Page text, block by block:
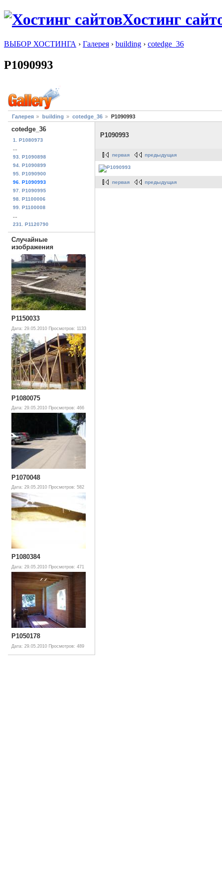
Хостинг
ВЫБОР ХОСТИНГА › Галерея › building › cotedge_36
P1090993
Галерея building cotedge_36 P1090993
cotedge_36
1. P1080973
...
93. P1090898
94. P1090899
95. P1090900
96. P1090993
97. P1090995
98. P1100006
99. P1100008
...
231. P1120790
Случайные
изображения
P1150033
Дата: 29.05.2010 Просмотров: 1133
P1080075
Дата: 29.05.2010 Просмотров: 466
P1070048
Дата: 29.05.2010 Просмотров: 582
P1080384
Дата: 29.05.2010 Просмотров: 471
P1050178
Дата: 29.05.2010 Просмотров: 489
P1090993
первая предыдущая
первая предыдущая